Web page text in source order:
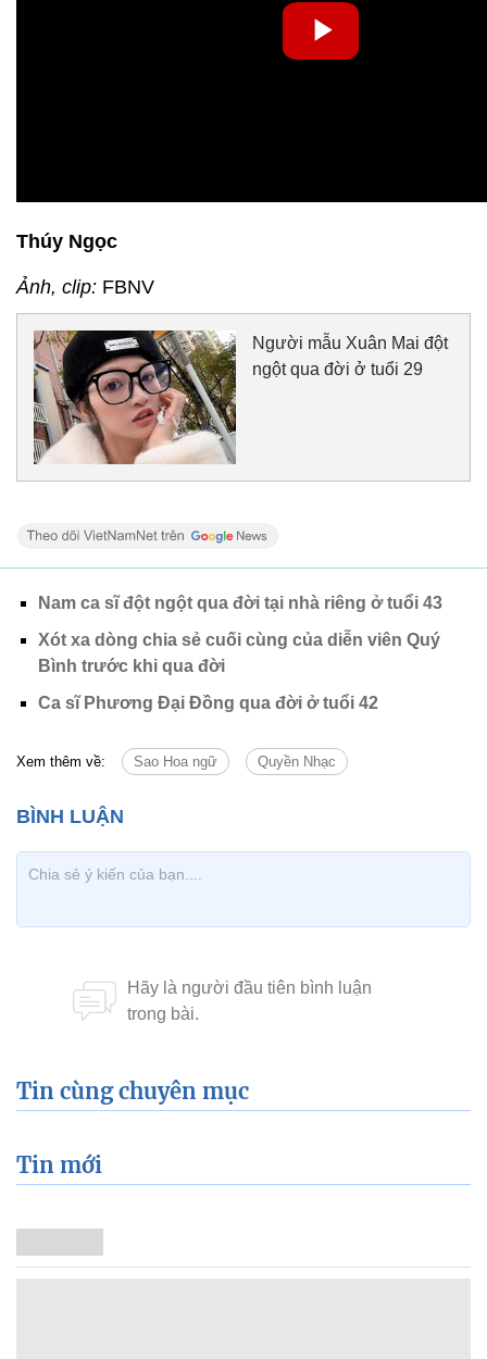
Thúy Ngọc
Ảnh, clip: FBNV
Người mẫu Xuân Mai đột
ngột qua đời ở tuổi 29
Nam ca sĩ đột ngột qua đời tại nhà riêng ở tuổi 43
Xót xa dòng chia sẻ cuối cùng của diễn viên Quý
Bình trước khi qua đời
Ca sĩ Phương Đại Đồng qua đời ở tuổi 42
Xem thêm về: Sao Hoa ngữ Quyền Nhạc
Tin cùng chuyên mục
Tin mới